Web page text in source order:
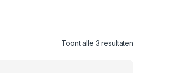
Toont alle 3 resultaten